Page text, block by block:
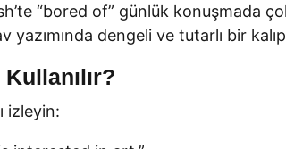
“bored of” günlük konuşmada
yazımında dengeli ve tutarlı bir
izleyin: